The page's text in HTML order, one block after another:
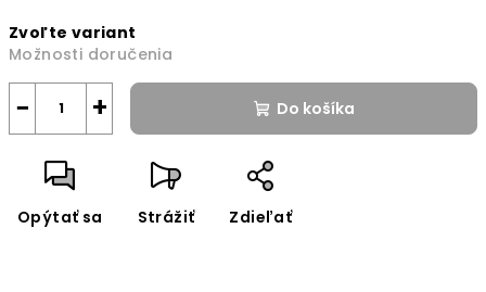
cena:
Zvoľte variant
Možnosti doručenia
+
− Do košíka
Opýtať sa Strážiť Zdieľať